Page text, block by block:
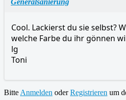
Generalsanierung
Cool. Lackierst du sie selbst?
welche Farbe du ihr gönnen
lg
Toni
Bitte Anmelden oderRegistrieren um